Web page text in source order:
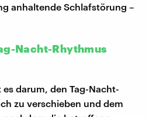
anhaltende Schlafstörung –
Nacht-Rhythmus
darum, den Tag-Nacht-
zu verschieben und dem